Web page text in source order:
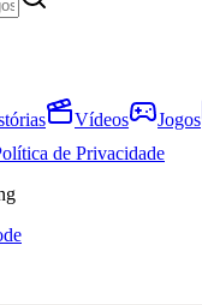
Vídeos Jogos
de Privacidade